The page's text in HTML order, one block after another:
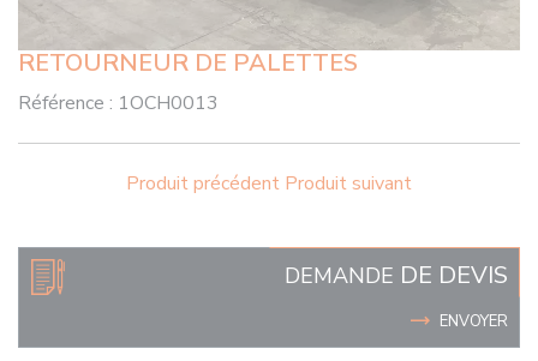
RETOURNEUR DE PALETTES
Référence : 1OCH0013
Produit précédent Produit suivant
DEMANDE DE DEVIS
ENVOYER